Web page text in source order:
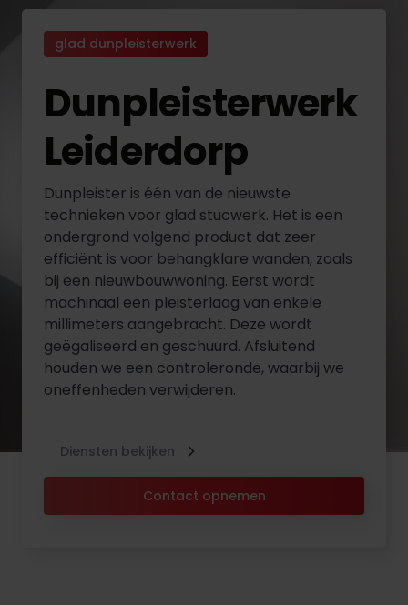
glad dunpleisterwerk
Dunpleisterwerk
Leiderdorp
Dunpleister is één van de nieuwste
technieken voor glad stucwerk. Het is een
ondergrond volgend product dat zeer
efficiënt is voor behangklare wanden, zoals
bij een nieuwbouwwoning. Eerst wordt
machinaal een pleisterlaag van enkele
millimeters aangebracht. Deze wordt
geëgaliseerd en geschuurd. Afsluitend
houden we een controleronde, waarbij we
oneffenheden verwijderen.
Contact opnemen
Diensten bekijken